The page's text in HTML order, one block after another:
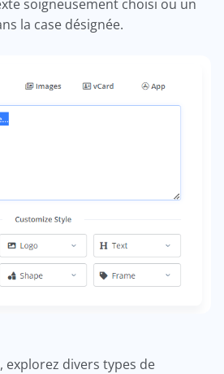
soigneusement choisi ou un
la case désignée.
explorez divers types de